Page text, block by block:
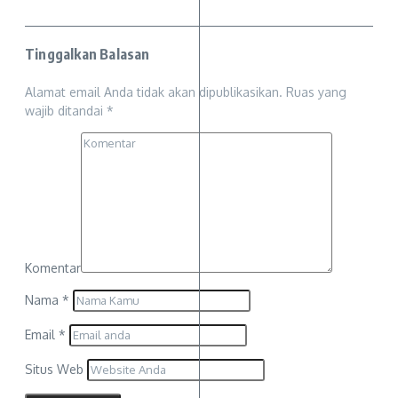
Tinggalkan Balasan
Alamat email Anda tidak akan dipublikasikan. Ruas yang
wajib ditandai *
Komentar
Nama *
Email *
Situs Web